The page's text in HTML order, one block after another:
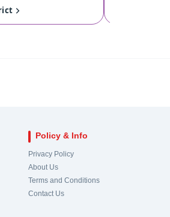
View
Policy & Info
Privacy Policy
About Us
Terms and Conditions
Contact Us